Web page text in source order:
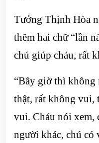
Tưởng Thịnh Hòa
thêm hai chữ “lần
chú giúp cháu, rất
“Bây giờ thì không
thật, rất không vui,
vui. Cháu nói xem,
người khác, chú